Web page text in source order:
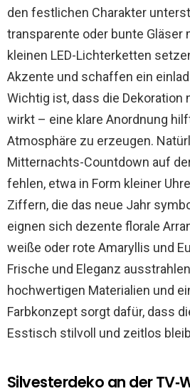
den festlichen Charakter
transparente oder bunte Gläser
kleinen LED-Lichterketten
Akzente und schaffen ein
Wichtig ist, dass die Dekoration
wirkt – eine klare Anordnung
Atmosphäre zu erzeugen.
Mitternachts-Countdown auf
fehlen, etwa in Form kleiner
Ziffern, die das neue Jahr
eignen sich dezente florale
weiße oder rote Amaryllis und
Frische und Eleganz
hochwertigen Materialien und
Farbkonzept sorgt dafür, dass
Esstisch stilvoll und zeitlos
Silvesterdeko an der